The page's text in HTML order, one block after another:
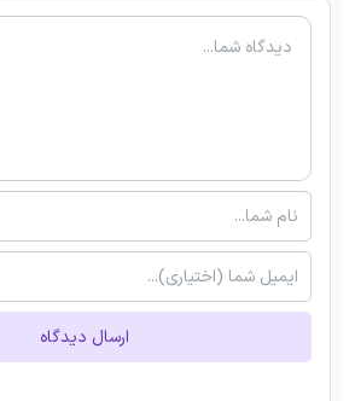
ارسال دیدگاه